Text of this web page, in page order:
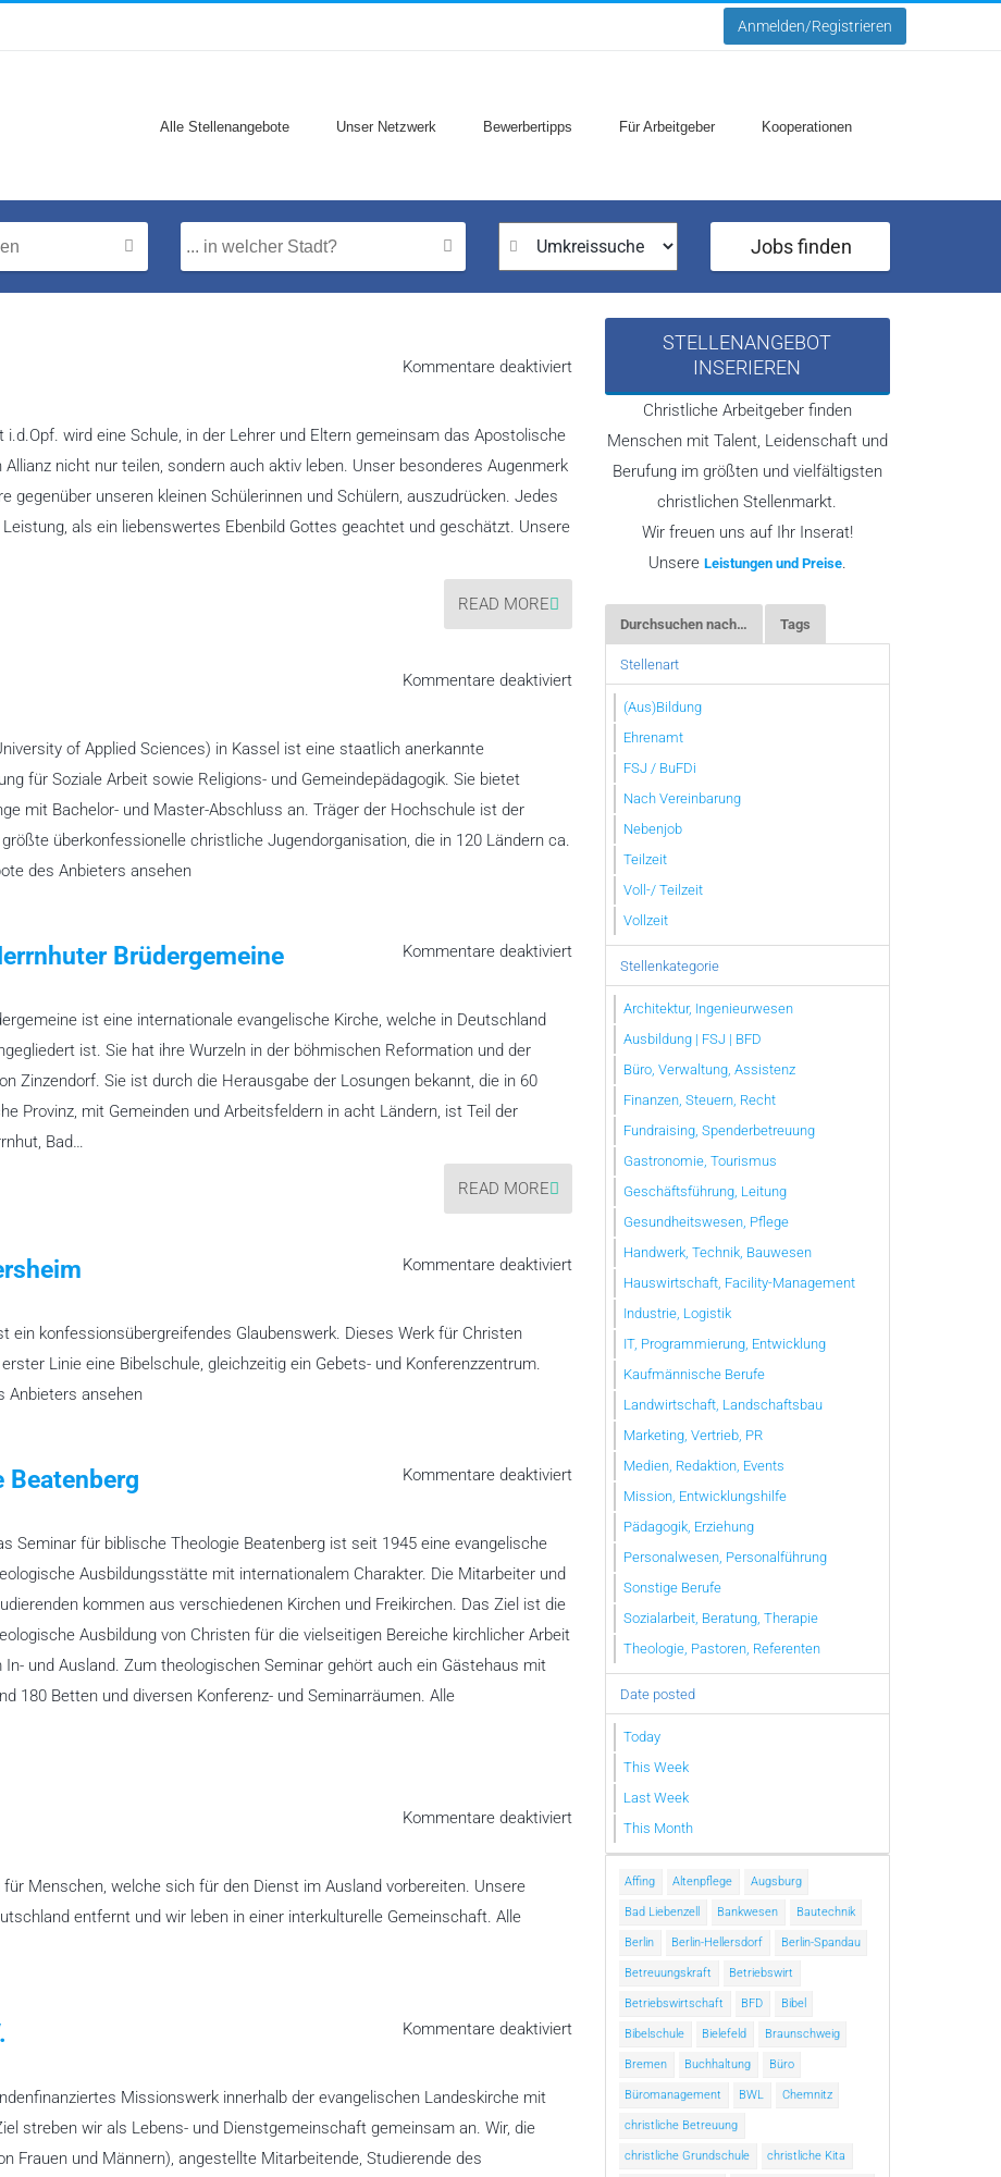
Anmelden/Registrieren
Alle Stellenangebote Unser Netzwerk Bewerbertipps Für Arbeitgeber Kooperationen
Jobs finden
Kommentare deaktiviertfür
Paulus
Bildungswerk
wird eine Schule, in der Lehrer und Eltern gemeinsam das Apostolische
nicht nur teilen, sondern auch aktiv leben. Unser besonderes Augenmerk
gegenüber unseren kleinen Schülerinnen und Schülern, auszudrücken. Jedes
als ein liebenswertes Ebenbild Gottes geachtet und geschätzt. Unsere
READ MORE
Kommentare deaktiviertfür
Hochschule
of Applied Sciences) in Kassel ist eine staatlich anerkannte
für Soziale Arbeit sowie Religions- und Gemeindepädagogik. Sie bietet
mit Bachelor- und Master-Abschluss an. Träger der Hochschule ist der
überkonfessionelle christliche Jugendorganisation, die in 120 Ländern ca.
des Anbieters ansehen
Kommentare deaktiviertfür
Evangelische
Brüder-
Herrnhuter
Brüdergemeine
Brüdergemeine
ist eine internationale evangelische Kirche, welche in Deutschland
ist. Sie hat ihre Wurzeln in der böhmischen Reformation und der
Zinzendorf. Sie ist durch die Herausgabe der Losungen bekannt, die in 60
Provinz, mit Gemeinden und Arbeitsfeldern in acht Ländern, ist Teil der
Bad…
READ MORE
Kommentare deaktiviertfür
Glaubenszentrum
Gandersheim
ein konfessionsübergreifendes Glaubenswerk. Dieses Werk für Christen
Linie eine Bibelschule, gleichzeitig ein Gebets- und Konferenzzentrum.
Anbieters ansehen
Kommentare deaktiviertfür
Seminar
biblische
Theologie
Beatenberg
Beatenberg
Seminar für biblische Theologie Beatenberg ist seit 1945 eine evangelische
Ausbildungsstätte mit internationalem Charakter. Die Mitarbeiter und
kommen aus verschiedenen Kirchen und Freikirchen. Das Ziel ist die
Ausbildung von Christen für die vielseitigen Bereiche kirchlicher Arbeit
In- und Ausland. Zum theologischen Seminar gehört auch ein Gästehaus mit
180 Betten und diversen Konferenz- und Seminarräumen. Alle
Kommentare deaktiviertfür
Cornerstone
Menschen, welche sich für den Dienst im Ausland vorbereiten. Unsere
entfernt und wir leben in einer interkulturelle Gemeinschaft. Alle
Kommentare deaktiviertfür
Lebenszentrum
Adelshofen
Missionswerk innerhalb der evangelischen Landeskirche mit
streben wir als Lebens- und Dienstgemeinschaft gemeinsam an. Wir, die
Frauen und Männern), angestellte Mitarbeitende, Studierende des
STELLENANGEBOT
INSERIEREN
Christliche Arbeitgeber finden
Menschen mit Talent, Leidenschaft und
Berufung im größten und vielfältigsten
christlichen Stellenmarkt.
Wir freuen uns auf Ihr Inserat!
Unsere Leistungen und Preise.
Durchsuchen nach… Tags
Stellenart
(Aus)Bildung
Ehrenamt
FSJ / BuFDi
Nach Vereinbarung
Nebenjob
Teilzeit
Voll-/ Teilzeit
Vollzeit
Stellenkategorie
Architektur, Ingenieurwesen
Ausbildung | FSJ | BFD
Büro, Verwaltung, Assistenz
Finanzen, Steuern, Recht
Fundraising, Spenderbetreuung
Gastronomie, Tourismus
Geschäftsführung, Leitung
Gesundheitswesen, Pflege
Handwerk, Technik, Bauwesen
Hauswirtschaft, Facility-Management
Industrie, Logistik
IT, Programmierung, Entwicklung
Kaufmännische Berufe
Landwirtschaft, Landschaftsbau
Marketing, Vertrieb, PR
Medien, Redaktion, Events
Mission, Entwicklungshilfe
Pädagogik, Erziehung
Personalwesen, Personalführung
Sonstige Berufe
Sozialarbeit, Beratung, Therapie
Theologie, Pastoren, Referenten
Date posted
Today
This Week
Last Week
This Month
Affing Altenpflege Augsburg
Bad Liebenzell Bankwesen Bautechnik
Berlin Berlin-Hellersdorf Berlin-Spandau
Betreuungskraft Betriebswirt
Betriebswirtschaft BFD Bibel
Bibelschule Bielefeld Braunschweig
Bremen Buchhaltung Büro
Büromanagement BWL Chemnitz
christliche Betreuung
christliche Grundschule christliche Kita